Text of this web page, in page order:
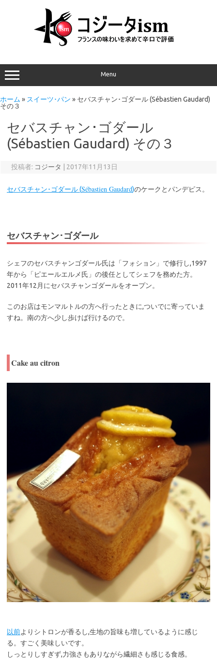
Menu
ホーム » スイーツ･パン » セバスチャン･ゴダール (Sébastien Gaudard)
その３
セバスチャン･ゴダール
(Sébastien Gaudard) その３
投稿者: コジータ 2017年11月13日
セバスチャン･ゴダール (Sébastien Gaudard)のケークとパンデピス。
セバスチャン･ゴダール
シェフのセバスチャンゴダール氏は「フォション」で修行し,1997
年から「ピエールエルメ氏」の後任としてシェフを務めた方。
2011年12月にセバスチャンゴダールをオープン。
このお店はモンマルトルの方へ行ったときに,ついでに寄っていま
すね。南の方へ少し歩けば行けるので。
Cake au citron
以前よりシトロンが香るし,生地の旨味も増しているように感じ
る。すごく美味しいです。
しっとりしすぎず,力強さもありながら繊細さも感じる食感。